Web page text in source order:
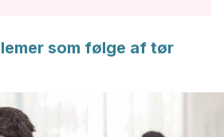
som følge af tør